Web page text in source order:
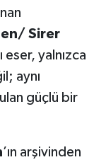
Sirer
eser, yalnızca
aynı
güçlü bir
’ın arşivinden